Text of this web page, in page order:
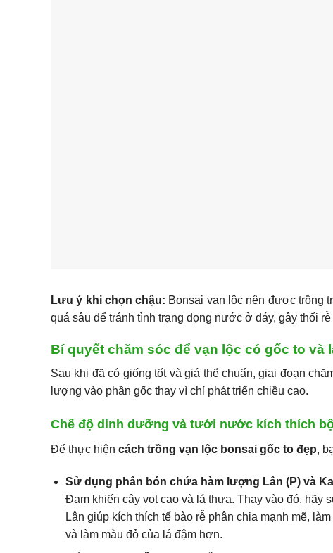
Lưu ý khi chọn chậu: Bonsai vạn lộc nên được trồng
quá sâu để tránh tình trạng đọng nước ở đáy, gây thối
Bí quyết chăm sóc để vạn lộc có gốc to và
Sau khi đã có giống tốt và giá thể chuẩn, giai đoạn
lượng vào phần gốc thay vì chỉ phát triển chiều cao.
Chế độ dinh dưỡng và tưới nước kích thích
Để thực hiện cách trồng vạn lộc bonsai gốc to đẹp,
Sử dụng phân bón chứa hàm lượng Lân (P) và
Đạm khiến cây vọt cao và lá thưa. Thay vào đó, hãy
Lân giúp kích thích tế bào rễ phân chia mạnh mẽ,
và làm màu đỏ của lá đậm hơn.